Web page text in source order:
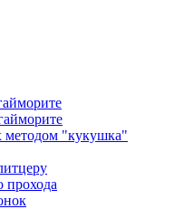
методом "кукушка"
прохода